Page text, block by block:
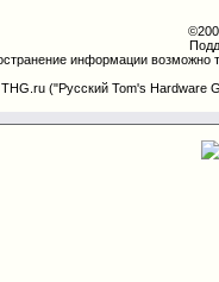
информации возможно
THG.ru ("Русский Tom's Hardware